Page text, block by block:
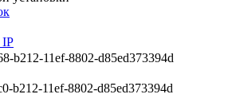
IP
b212-11ef-8802-d85ed373394d
b212-11ef-8802-d85ed373394d